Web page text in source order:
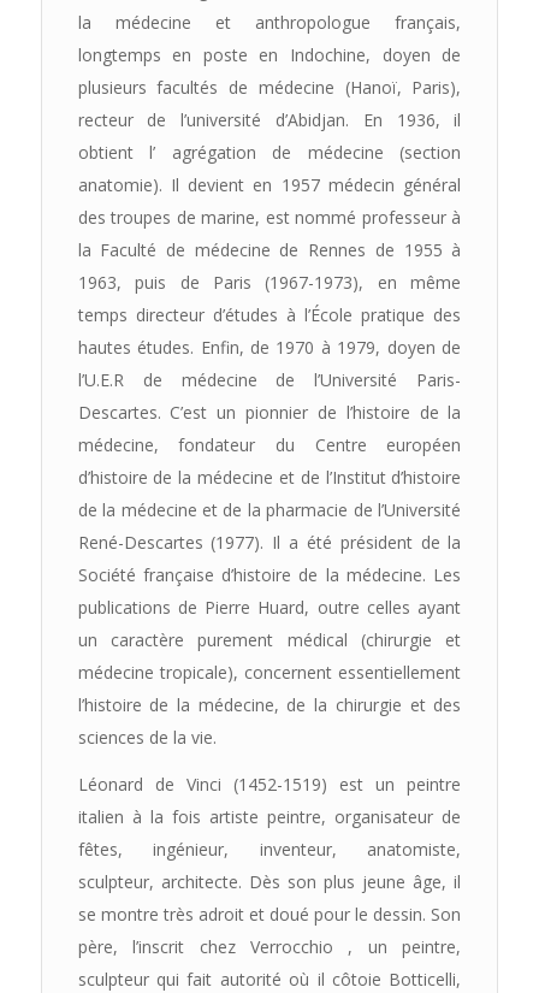
la médecine et anthropologue français,
longtemps en poste en Indochine, doyen de
plusieurs facultés de médecine (Hanoï, Paris),
recteur de l’université d’Abidjan. En 1936, il
obtient l’ agrégation de médecine (section
anatomie). Il devient en 1957 médecin général
des troupes de marine, est nommé professeur à
la Faculté de médecine de Rennes de 1955 à
1963, puis de Paris (1967-1973), en même
temps directeur d’études à l’École pratique des
hautes études. Enfin, de 1970 à 1979, doyen de
l’U.E.R de médecine de l’Université Paris-
Descartes. C’est un pionnier de l’histoire de la
médecine, fondateur du Centre européen
d’histoire de la médecine et de l’Institut d’histoire
de la médecine et de la pharmacie de l’Université
René-Descartes (1977). Il a été président de la
Société française d’histoire de la médecine. Les
publications de Pierre Huard, outre celles ayant
un caractère purement médical (chirurgie et
médecine tropicale), concernent essentiellement
l’histoire de la médecine, de la chirurgie et des
sciences de la vie.
Léonard de Vinci (1452-1519) est un peintre
italien à la fois artiste peintre, organisateur de
fêtes, ingénieur, inventeur, anatomiste,
sculpteur, architecte. Dès son plus jeune âge, il
se montre très adroit et doué pour le dessin. Son
père, l’inscrit chez Verrocchio , un peintre,
sculpteur qui fait autorité où il côtoie Botticelli,